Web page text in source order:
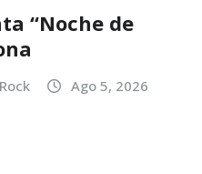
“Noche de
Ago 5, 2026